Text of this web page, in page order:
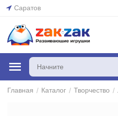
Саратов
Главная / Каталог / Творчество /